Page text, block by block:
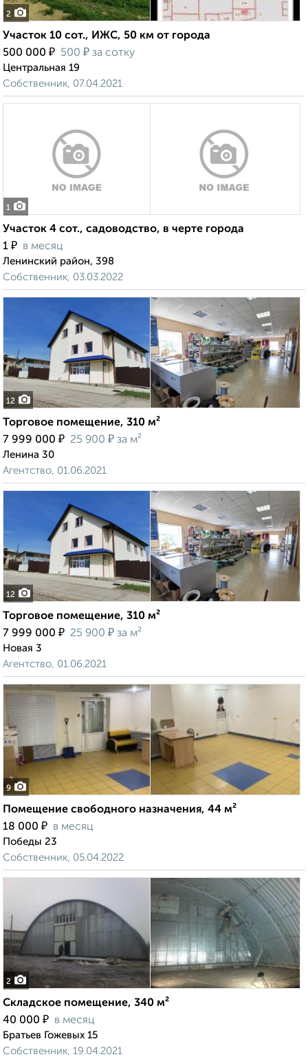
2
Участок 10 сот., ИЖС, 50 км от города
500 000 ₽ 500 ₽ за сотку
Центральная 19
Собственник, 07.04.2021
1
Участок 4 сот., садоводство, в черте города
1 ₽ в месяц
Ленинский район, 398
Собственник, 03.03.2022
12
Торговое помещение, 310 м²
7 999 000 ₽ 25 900 ₽ за м²
Ленина 30
Агентство, 01.06.2021
12
Торговое помещение, 310 м²
7 999 000 ₽ 25 900 ₽ за м²
Новая 3
Агентство, 01.06.2021
9
Помещение свободного назначения, 44 м²
18 000 ₽ в месяц
Победы 23
Собственник, 05.04.2022
2
Складское помещение, 340 м²
40 000 ₽ в месяц
Братьев Гожевых 15
Собственник, 19.04.2021